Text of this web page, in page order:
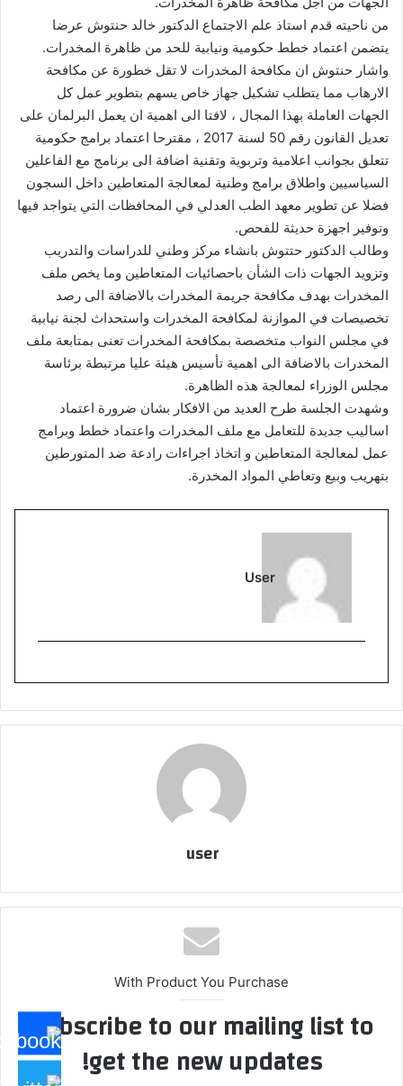
من ناحيته قدم استاذ علم الاجتماع الدكتور خالد حنتوش عرضا
يتضمن اعتماد خطط حكومية ونيابية للحد من ظاهرة المخدرات.
واشار حنتوش ان مكافحة المخدرات لا تقل خطورة عن مكافحة
الارهاب مما يتطلب تشكيل جهاز خاص يسهم بتطوير عمل كل
الجهات العاملة بهذا المجال ، لافتا الى اهمية ان يعمل البرلمان على
تعديل القانون رقم 50 لسنة 2017 ، مقترحا اعتماد برامج حكومية
تتعلق بجوانب اعلامية وتربوية وتقنية اضافة الى برنامج مع الفاعلين
السياسيين واطلاق برامج وطنية لمعالجة المتعاطين داخل السجون
فضلا عن تطوير معهد الطب العدلي في المحافظات التي يتواجد فيها
وتوفير اجهزة حديثة للفحص.
وطالب الدكتور حتتوش بانشاء مركز وطني للدراسات والتدريب
وتزويد الجهات ذات الشأن باحصائيات المتعاطين وما يخص ملف
المخدرات بهدف مكافحة جريمة المخدرات بالاضافة الى رصد
تخصيصات في الموازنة لمكافحة المخدرات واستحداث لجنة نيابية
في مجلس النواب متخصصة بمكافحة المخدرات تعنى بمتابعة ملف
المخدرات بالاضافة الى اهمية تأسيس هيئة عليا مرتبطة برئاسة
مجلس الوزراء لمعالجة هذه الظاهرة.
وشهدت الجلسة طرح العديد من الافكار بشان ضرورة اعتماد
اساليب جديدة للتعامل مع ملف المخدرات واعتماد خطط وبرامج
عمل لمعالجة المتعاطين و اتخاذ اجراءات رادعة ضد المتورطين
بتهريب وبيع وتعاطي المواد المخدرة.
User
user
With Product You Purchase
Subscribe to our mailing list to
get the new updates!